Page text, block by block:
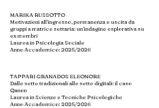
MARIKA RUSSOTTO
Motivazioni all’ingresso, permanenza e uscita da
gruppi a matrice settaria: un’indagine esplorativa su
ex membri
Laurea in Psicologia Sociale
Anno Accademico: 2025/2026
TAPPARI GRANADOS ELEONORE
Dalle sette tradizionali alle sette digitali: il caso
Qanon
Laurea in Scienze e Tecniche Psicologiche
Anno Accademico: 2025/2026